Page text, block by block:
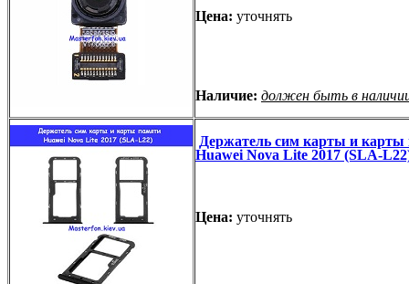
Цена: уточнять
Наличие: должен быть в
Держатель сим карты и карты
Huawei Nova Lite 2017 (SLA-
Цена: уточнять